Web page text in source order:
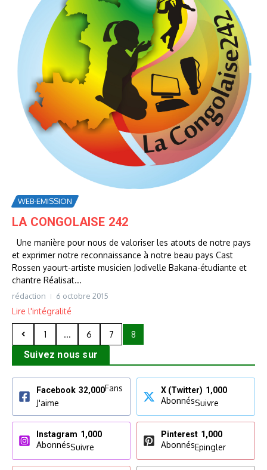
WEB-EMISSION
LA CONGOLAISE 242
Une manière pour nous de valoriser les atouts de notre pays
et exprimer notre reconnaissance à notre beau pays Cast
Rossen yaourt-artiste musicien Jodivelle Bakana-étudiante et
chantre Réalisat...
rédaction 6 octobre 2015
Lire l'intégralité
1 ... 6 7 8
Suivez nous sur
Facebook 32,000Fans
J'aime
X (Twitter) 1,000
AbonnésSuivre
Instagram 1,000
AbonnésSuivre
Pinterest 1,000
AbonnésEpingler